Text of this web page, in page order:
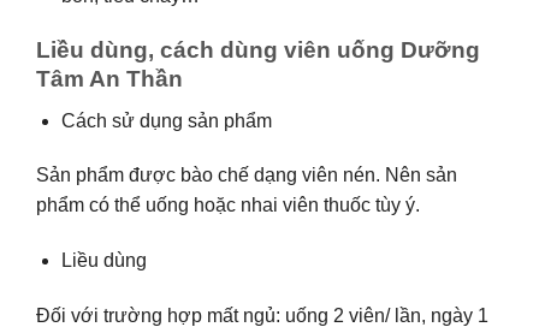
Liều dùng, cách dùng viên uống Dưỡng
Tâm An Thần
Cách sử dụng sản phẩm
Sản phẩm được bào chế dạng viên nén. Nên sản
phẩm có thể uống hoặc nhai viên thuốc tùy ý.
Liều dùng
Đối với trường hợp mất ngủ: uống 2 viên/ lần, ngày 1